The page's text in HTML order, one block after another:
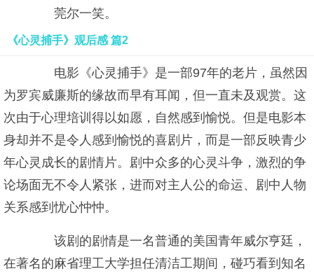
莞尔一笑。
《心灵捕手》观后感 篇2
电影《心灵捕手》是一部97年的老片，虽然因
为罗宾威廉斯的缘故而早有耳闻，但一直未及观赏。这
次由于心理培训得以如愿，自然感到愉悦。但是电影本
身却并不是令人感到愉悦的喜剧片，而是一部反映青少
年心灵成长的剧情片。剧中众多的心灵斗争，激烈的争
论场面无不令人紧张，进而对主人公的命运、剧中人物
关系感到忧心忡忡。
该剧的剧情是一名普通的美国青年威尔亨廷，
在著名的麻省理工大学担任清洁工期间，碰巧看到知名